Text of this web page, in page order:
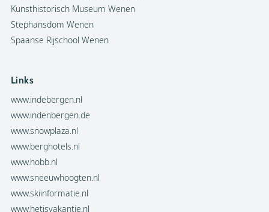
Kunsthistorisch Museum Wenen
Stephansdom Wenen
Spaanse Rijschool Wenen
Links
www.indebergen.nl
www.indenbergen.de
www.snowplaza.nl
www.berghotels.nl
www.hobb.nl
www.sneeuwhoogten.nl
www.skiinformatie.nl
www.hetisvakantie.nl